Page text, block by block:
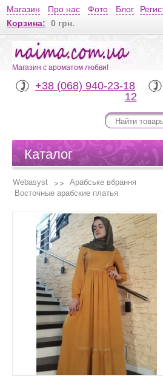
Магазин Про нас Фото Блог
Корзина:
0 грн.
Магазин с ароматом любви!
+38 (068) 940-23-18
12
Каталог
Webasyst
Арабське вбрання
Восточные арабские платья